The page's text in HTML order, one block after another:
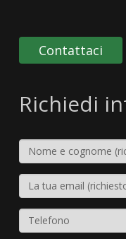
Contattaci
Richiedi